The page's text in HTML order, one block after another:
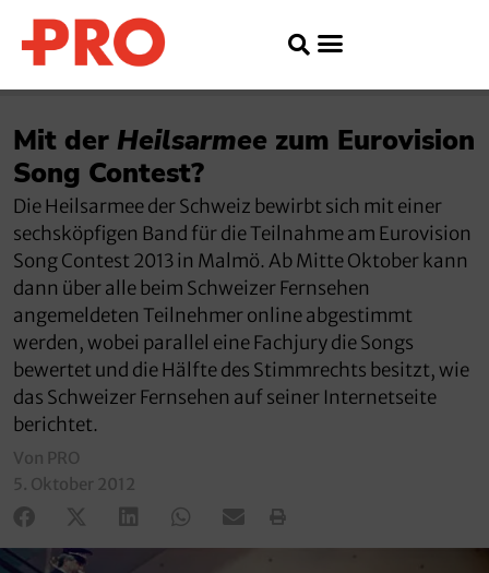
Mit der Heilsarmee zum Eurovision
Song Contest?
Die Heilsarmee der Schweiz bewirbt sich mit einer
sechsköpfigen Band für die Teilnahme am Eurovision
Song Contest 2013 in Malmö. Ab Mitte Oktober kann
dann über alle beim Schweizer Fernsehen
angemeldeten Teilnehmer online abgestimmt
werden, wobei parallel eine Fachjury die Songs
bewertet und die Hälfte des Stimmrechts besitzt, wie
das Schweizer Fernsehen auf seiner Internetseite
berichtet.
Von PRO
5. Oktober 2012